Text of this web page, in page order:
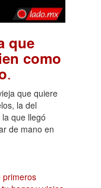
que
como
.
que quiere
la del
que llegó
de mano en